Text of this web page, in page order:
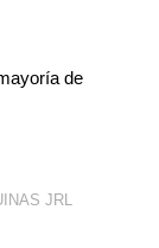
de
JRL